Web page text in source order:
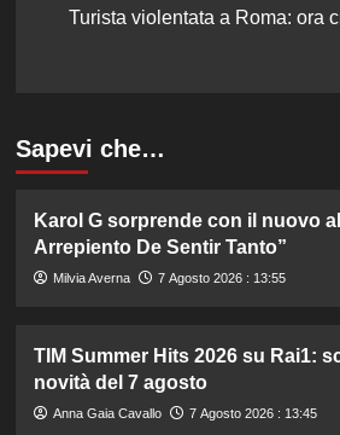
Turista violentata a Roma: ora
Sapevi che…
Karol G sorprende con il nuovo
Arrepiento De Sentir Tanto”
Milvia Averna 7 Agosto 2026 : 13:55
TIM Summer Hits 2026 su Rai1:
novità del 7 agosto
Anna Gaia Cavallo 7 Agosto 2026 : 13:45